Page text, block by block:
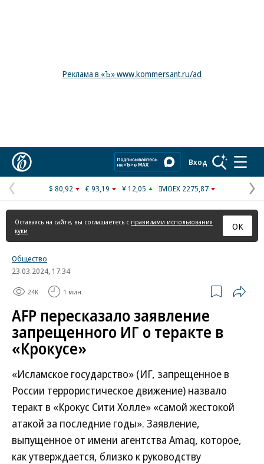
Реклама в «Ъ» www.kommersant.ru/ad
Вход
Предыдущая
страница
$ 80,92 € 93,19 ¥ 12,05 IMOEX 2275,87
Оставаясь на сайте, вы соглашаетесь с правилами использования
куки
ОК
Общество
23.03.2024, 17:34
24K 1 мин.
AFP пересказало заявление
запрещенного ИГ о теракте в
«Крокусе»
«Исламское государство» (ИГ, запрещенное в
России террористическое движение) назвало
теракт в «Крокус Сити Холле» «самой жестокой
атакой за последние годы». Заявление,
выпущенное от имени агентства Amaq, которое,
как утверждается, близко к руководству